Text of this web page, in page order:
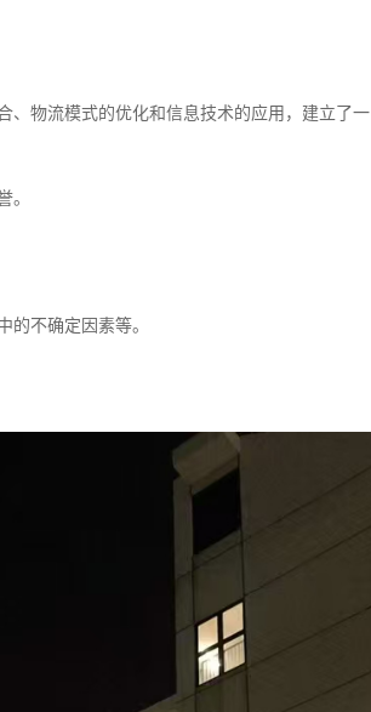
、物流模式的优化和信息技术的应用，建立了一
。
的不确定因素等。